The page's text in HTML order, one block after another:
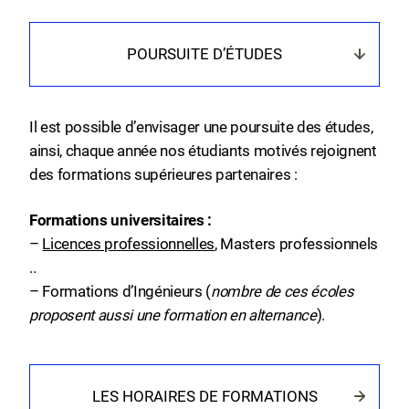
POURSUITE D’ÉTUDES
Il est possible d’envisager une poursuite des études,
ainsi, chaque année nos étudiants motivés rejoignent
des formations supérieures partenaires :
Formations universitaires :
– Licences professionnelles, Masters professionnels
..
– Formations d’Ingénieurs (nombre de ces écoles
proposent aussi une formation en alternance).
LES HORAIRES DE FORMATIONS